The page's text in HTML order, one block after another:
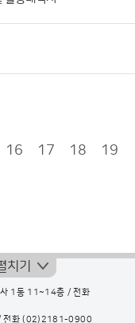
16 17 18
19
치기
1동 11~14층 / 전화
전화(02)2181-0900